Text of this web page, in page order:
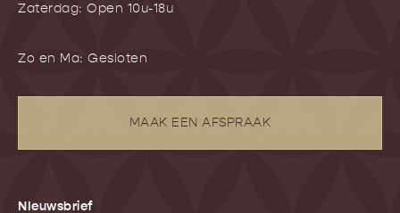
Zaterdag: Open 10u-18u
Zo en Ma: Gesloten
MAAK EEN AFSPRAAK
NIeuwsbrief